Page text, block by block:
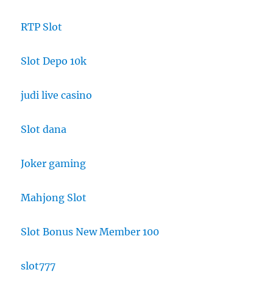
RTP Slot
Slot Depo 10k
judi live casino
Slot dana
Joker gaming
Mahjong Slot
Slot Bonus New Member 100
slot777